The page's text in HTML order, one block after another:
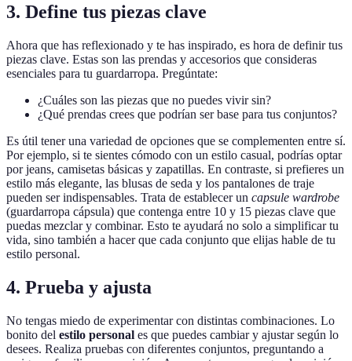
3. Define tus piezas clave
Ahora que has reflexionado y te has inspirado, es hora de definir tus
piezas clave. Estas son las prendas y accesorios que consideras
esenciales para tu guardarropa. Pregúntate:
¿Cuáles son las piezas que no puedes vivir sin?
¿Qué prendas crees que podrían ser base para tus conjuntos?
Es útil tener una variedad de opciones que se complementen entre sí.
Por ejemplo, si te sientes cómodo con un estilo casual, podrías optar
por jeans, camisetas básicas y zapatillas. En contraste, si prefieres un
estilo más elegante, las blusas de seda y los pantalones de traje
pueden ser indispensables. Trata de establecer un capsule wardrobe
(guardarropa cápsula) que contenga entre 10 y 15 piezas clave que
puedas mezclar y combinar. Esto te ayudará no solo a simplificar tu
vida, sino también a hacer que cada conjunto que elijas hable de tu
estilo personal.
4. Prueba y ajusta
No tengas miedo de experimentar con distintas combinaciones. Lo
bonito del estilo personal es que puedes cambiar y ajustar según lo
desees. Realiza pruebas con diferentes conjuntos, preguntando a